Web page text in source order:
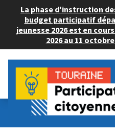
La phase d'instruction
budget participatif
jeunesse 2026 est en
2026 au 11 octobre
Budget Participatif ADULTE
💡 Déposer un projet